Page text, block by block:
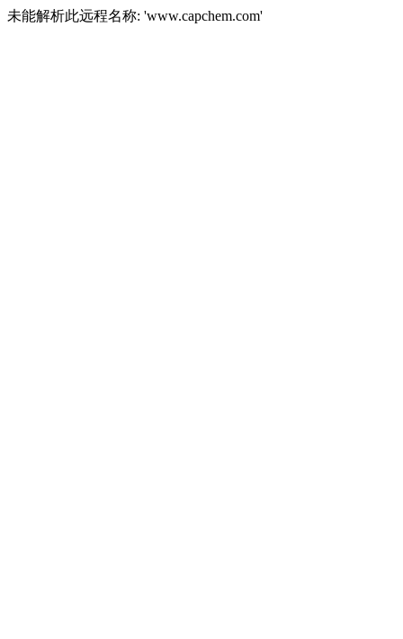
未能解析此远程名称: 'www.capchem.com'